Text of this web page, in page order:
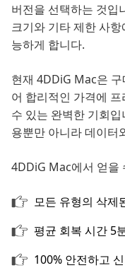
버전을 선택하는 것입
크기와 기타 제한 사
능하게 합니다.
현재 4DDiG Mac은
어 합리적인 가격에
수 있는 완벽한 기회
용뿐만 아니라 데이터
4DDiG Mac에서 얻을
모든 유형의 삭제
평균 회복 시간 5
100% 안전하고